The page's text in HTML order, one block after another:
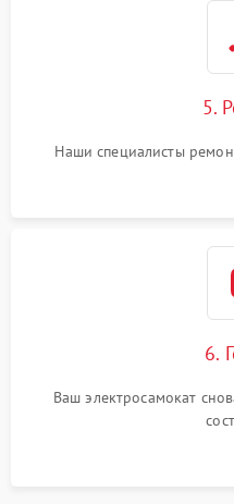
5.
Наши специалисты
6.
Ваш электросамокат